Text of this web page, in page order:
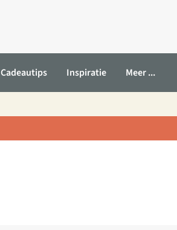
Cadeautips Inspiratie Meer ...